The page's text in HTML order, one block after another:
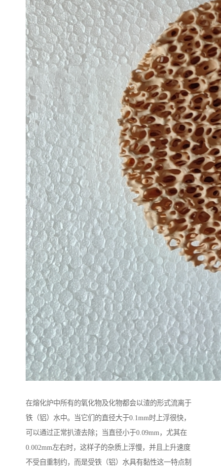
在熔化炉中所有的氧化物及化物都会以渣的形式流离于
铁（铝）水中。当它们的直径大于0.1mm时上浮很快，
可以通过正常扒渣去除；当直径小于0.09mm，尤其在
0.002mm左右时，这样子的杂质上浮慢，并且上升速度
不受自重制约，而是受铁（铝）水具有黏性这一特点制